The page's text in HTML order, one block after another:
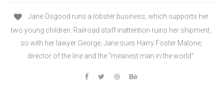
Jane Osgood runs a lobster business, which supports her
two young children. Railroad staff inattention ruins her shipment,
so with her lawyer George, Jane sues Harry Foster Malone,
director of the line and the "meanest man in the world".